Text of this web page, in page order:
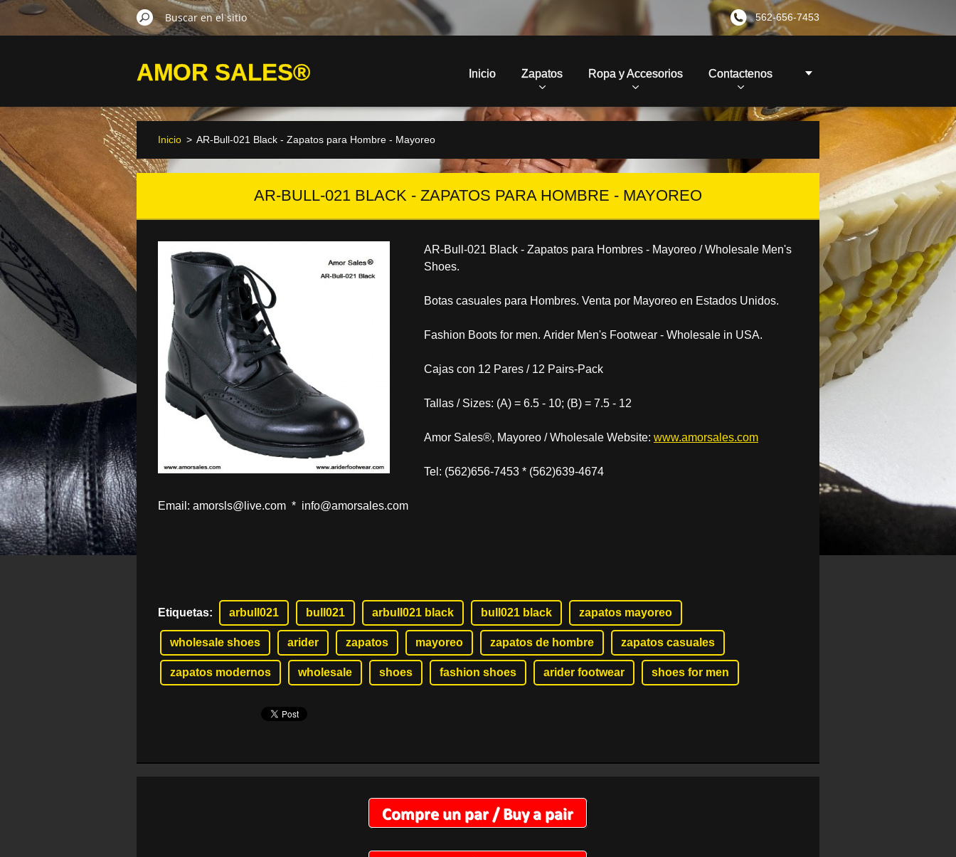
562-656-7453
AMOR SALES® Inicio Zapatos Ropa y Accesorios Contactenos
Inicio > AR-Bull-021 Black - Zapatos para Hombre - Mayoreo
AR-BULL-021 BLACK - ZAPATOS PARA HOMBRE - MAYOREO
AR-Bull-021 Black - Zapatos para Hombres - Mayoreo / Wholesale Men's
Shoes.
Botas casuales para Hombres. Venta por Mayoreo en Estados Unidos.
Fashion Boots for men. Arider Men's Footwear - Wholesale in USA.
Cajas con 12 Pares / 12 Pairs-Pack
Tallas / Sizes: (A) = 6.5 - 10; (B) = 7.5 - 12
Amor Sales®, Mayoreo / Wholesale Website: www.amorsales.com
Tel: (562)656-7453 * (562)639-4674
Email: amorsls@live.com * info@amorsales.com
Etiquetas: arbull021 bull021 arbull021 black bull021 black zapatos mayoreo
wholesale shoes arider zapatos mayoreo zapatos de hombre zapatos casuales
zapatos modernos wholesale shoes fashion shoes arider footwear shoes for men